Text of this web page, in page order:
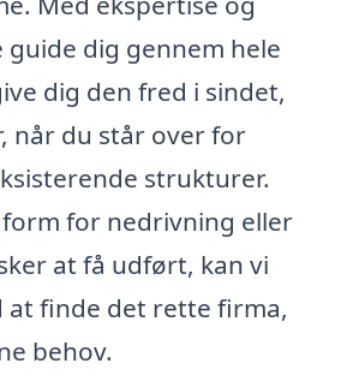
dig gennem hele
dig den fred i sindet,
når du står over for
strukturer.
for nedrivning eller
at få udført, kan vi
at finde det rette firma,
behov.